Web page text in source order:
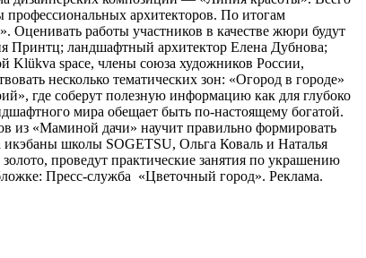
профессиональных архитекторов. По итогам
работы участников в качестве жюри будут
Принтц; ландшафтный архитектор Елена Дубнова;
Klükva space, члены союза художников России,
несколько тематических зон: «Огород в городе»
где соберут полезную информацию как для глубоко
мира обещает быть по-настоящему богатой.
из «Маминой дачи» научит правильно формировать
школы SOGETSU, Ольга Коваль и Наталья
проведут практические занятия по украшению
Пресс-служба «Цветочный город». Реклама.